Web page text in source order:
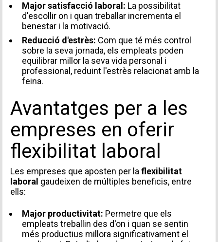
Major satisfacció laboral: La possibilitat
d'escollir on i quan treballar incrementa el
benestar i la motivació.
Reducció d'estrès: Com que té més control
sobre la seva jornada, els empleats poden
equilibrar millor la seva vida personal i
professional, reduint l'estrès relacionat amb la
feina.
Avantatges per a les
empreses en oferir
flexibilitat laboral
Les empreses que aposten per laflexibilitat
laboral gaudeixen de múltiples beneficis, entre
ells:
Major productivitat: Permetre que els
empleats treballin des d'on i quan se sentin
més productius millora significativament el